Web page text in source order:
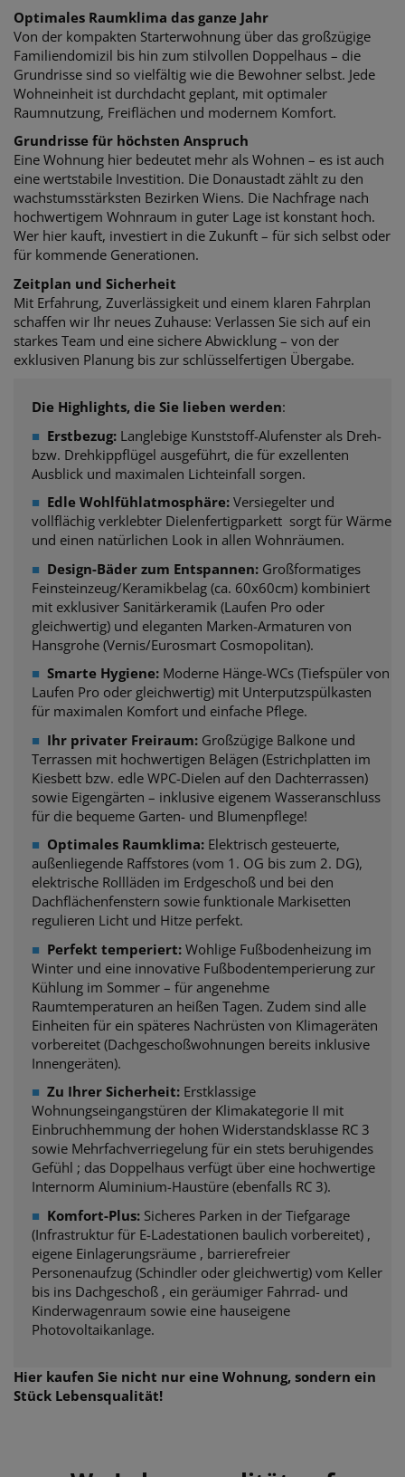
Optimales Raumklima das ganze Jahr
Von der kompakten Starterwohnung über das großzügige
Familiendomizil bis hin zum stilvollen Doppelhaus – die
Grundrisse sind so vielfältig wie die Bewohner selbst. Jede
Wohneinheit ist durchdacht geplant, mit optimaler
Raumnutzung, Freiflächen und modernem Komfort.
Grundrisse für höchsten Anspruch
Eine Wohnung hier bedeutet mehr als Wohnen – es ist auch
eine wertstabile Investition. Die Donaustadt zählt zu den
wachstumsstärksten Bezirken Wiens. Die Nachfrage nach
hochwertigem Wohnraum in guter Lage ist konstant hoch.
Wer hier kauft, investiert in die Zukunft – für sich selbst oder
für kommende Generationen.
Zeitplan und Sicherheit
Mit Erfahrung, Zuverlässigkeit und einem klaren Fahrplan
schaffen wir Ihr neues Zuhause: Verlassen Sie sich auf ein
starkes Team und eine sichere Abwicklung – von der
exklusiven Planung bis zur schlüsselfertigen Übergabe.
Die Highlights, die Sie lieben werden:
■ Erstbezug: Langlebige Kunststoff-Alufenster als Dreh-
bzw. Drehkippflügel ausgeführt, die für exzellenten
Ausblick und maximalen Lichteinfall sorgen.
■ Edle Wohlfühlatmosphäre: Versiegelter und
vollflächig verklebter Dielenfertigparkett sorgt für Wärme
und einen natürlichen Look in allen Wohnräumen.
■ Design-Bäder zum Entspannen: Großformatiges
Feinsteinzeug/Keramikbelag (ca. 60x60cm) kombiniert
mit exklusiver Sanitärkeramik (Laufen Pro oder
gleichwertig) und eleganten Marken-Armaturen von
Hansgrohe (Vernis/Eurosmart Cosmopolitan).
■ Smarte Hygiene: Moderne Hänge-WCs (Tiefspüler von
Laufen Pro oder gleichwertig) mit Unterputzspülkasten
für maximalen Komfort und einfache Pflege.
■ Ihr privater Freiraum: Großzügige Balkone und
Terrassen mit hochwertigen Belägen (Estrichplatten im
Kiesbett bzw. edle WPC-Dielen auf den Dachterrassen)
sowie Eigengärten – inklusive eigenem Wasseranschluss
für die bequeme Garten- und Blumenpflege!
■ Optimales Raumklima: Elektrisch gesteuerte,
außenliegende Raffstores (vom 1. OG bis zum 2. DG),
elektrische Rollläden im Erdgeschoß und bei den
Dachflächenfenstern sowie funktionale Markisetten
regulieren Licht und Hitze perfekt.
■ Perfekt temperiert: Wohlige Fußbodenheizung im
Winter und eine innovative Fußbodentemperierung zur
Kühlung im Sommer – für angenehme
Raumtemperaturen an heißen Tagen. Zudem sind alle
Einheiten für ein späteres Nachrüsten von Klimageräten
vorbereitet (Dachgeschoßwohnungen bereits inklusive
Innengeräten).
■ Zu Ihrer Sicherheit: Erstklassige
Wohnungseingangstüren der Klimakategorie II mit
Einbruchhemmung der hohen Widerstandsklasse RC 3
sowie Mehrfachverriegelung für ein stets beruhigendes
Gefühl ; das Doppelhaus verfügt über eine hochwertige
Internorm Aluminium-Haustüre (ebenfalls RC 3).
■ Komfort-Plus: Sicheres Parken in der Tiefgarage
(Infrastruktur für E-Ladestationen baulich vorbereitet) ,
eigene Einlagerungsräume , barrierefreier
Personenaufzug (Schindler oder gleichwertig) vom Keller
bis ins Dachgeschoß , ein geräumiger Fahrrad- und
Kinderwagenraum sowie eine hauseigene
Photovoltaikanlage.
Hier kaufen Sie nicht nur eine Wohnung, sondern ein
Stück Lebensqualität!